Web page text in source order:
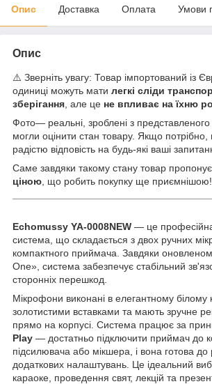
Опис Доставка Оплата Умови
Опис
⚠️ Зверніть увагу: Товар імпортований із
одиниці можуть мати легкі сліди
зберігання , але це не впливає на їхню
Фото— реальні, зроблені з
могли оцінити стан товару. Якщо
радістю відповість на будь-які ваші
Саме завдяки такому стану товар
ціною , що робить покупку ще приємнішою!
Echomussy YA-0008NEW — це
система, що складається з двох ручних
компактного приймача. Завдяки
One», система забезпечує стабільний
сторонніх перешкод.
Мікрофони виконані в елегантному білому
золотистими вставками та мають зручне
прямо на корпусі. Система працює за
Play — достатньо підключити приймач до
підсилювача або мікшера, і вона готова до
додаткових налаштувань. Це ідеальний
караоке, проведення свят, лекцій та